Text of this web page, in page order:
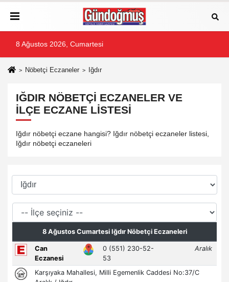
8 Ağustos 2026, Cumartesi
Nöbetçi Eczaneler Iğdır
IĞDIR NÖBETÇI ECZANELER VE
İLÇE ECZANE LISTESI
Iğdır nöbetçi eczane hangisi? Iğdır nöbetçi eczaneler listesi,
Iğdır nöbetçi eczaneleri